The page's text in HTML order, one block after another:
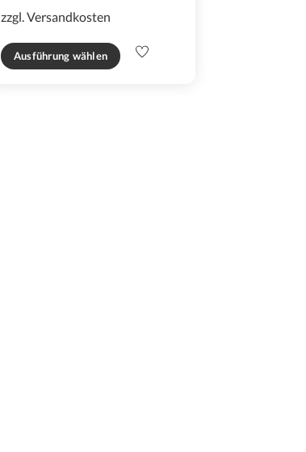
zzgl.Versandkosten
Ausführung wählen
Dieses